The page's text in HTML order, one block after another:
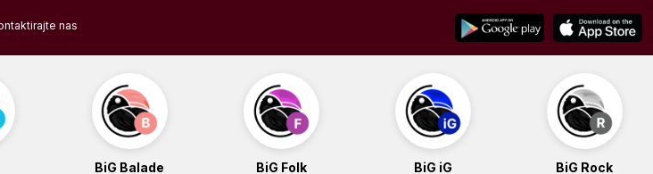
nas
BiG Balade BiG Folk BiG iG BiG Rock